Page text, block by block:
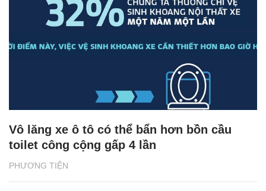
PHƯƠNG TIỆN
Vô lăng xe ô tô có thể bẩn hơn bồn cầu
toilet công cộng gấp 4 lần